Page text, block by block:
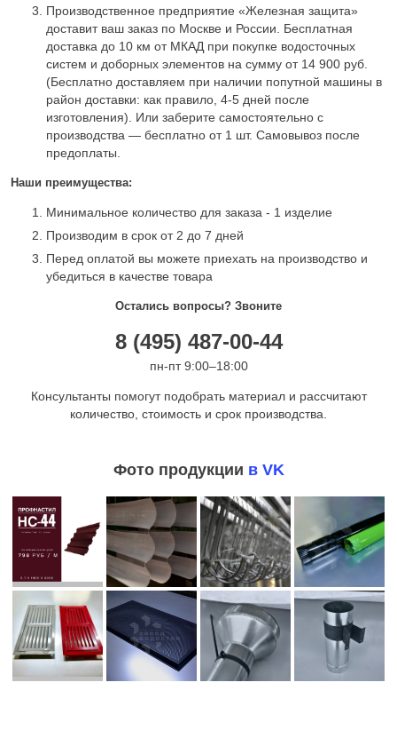
Производственное предприятие «Железная защита»
доставит ваш заказ по Москве и России. Бесплатная
доставка до 10 км от МКАД при покупке водосточных
систем и доборных элементов на сумму от 14 900 руб.
(Бесплатно доставляем при наличии попутной машины в
район доставки: как правило, 4-5 дней после
изготовления). Или заберите самостоятельно с
производства — бесплатно от 1 шт. Самовывоз после
предоплаты.
Наши преимущества:
Минимальное количество для заказа - 1 изделие
Производим в срок от 2 до 7 дней
Перед оплатой вы можете приехать на производство и
убедиться в качестве товара
Остались вопросы? Звоните
8 (495) 487-00-44
пн-пт 9:00–18:00
Консультанты помогут подобрать материал и рассчитают
количество, стоимость и срок производства.
Фото продукции в VK